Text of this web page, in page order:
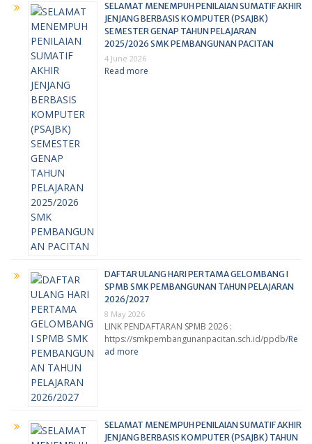
SELAMAT MENEMPUH PENILAIAN SUMATIF AKHIR
JENJANG BERBASIS KOMPUTER (PSAJBK)
SEMESTER GENAP TAHUN PELAJARAN
2025/2026 SMK PEMBANGUNAN PACITAN
4 June 2026
Read more
DAFTAR ULANG HARI PERTAMA GELOMBANG I
SPMB SMK PEMBANGUNAN TAHUN PELAJARAN
2026/2027
8 May 2026
LINK PENDAFTARAN SPMB 2026 :
https://smkpembangunanpacitan.sch.id/ppdb/Re
ad more
SELAMAT MENEMPUH PENILAIAN SUMATIF AKHIR
JENJANG BERBASIS KOMPUTER (PSAJBK) TAHUN